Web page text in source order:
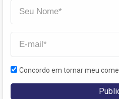
Concordo em tornar meu